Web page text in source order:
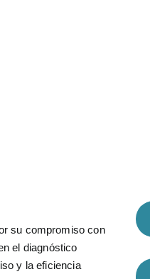
su compromiso con
el diagnóstico
y la eficiencia